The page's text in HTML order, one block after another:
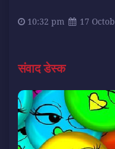
10:32 pm 17
संवाद डेस्क